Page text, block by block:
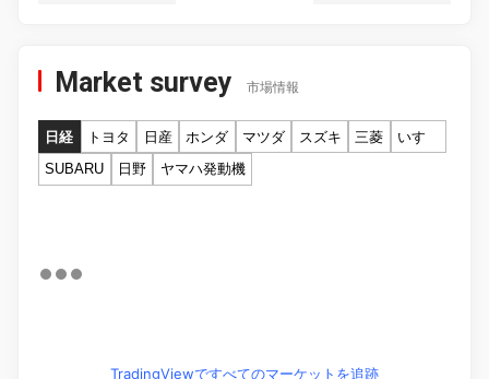
Market survey 市場情報
日経 トヨタ 日産 ホンダ マツダ スズキ 三菱
いすゞ
SUBARU
日野 ヤマハ発動機
TradingViewですべてのマーケットを追跡